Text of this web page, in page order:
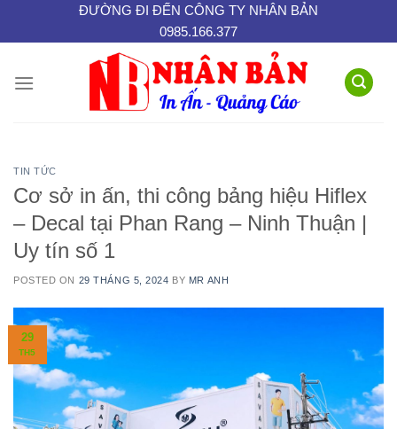
ĐƯỜNG ĐI ĐẾN CÔNG TY NHÂN BẢN
0985.166.377
TIN TỨC
Cơ sở in ấn, thi công bảng hiệu Hiflex
– Decal tại Phan Rang – Ninh Thuận |
Uy tín số 1
POSTED ON 29 THÁNG 5, 2024 BY MR ANH
29
TH5